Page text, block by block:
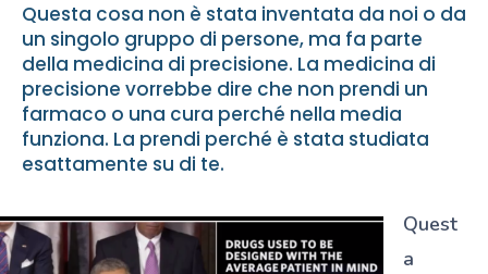
Questa cosa non è stata inventata da noi o da
un singolo gruppo di persone, ma fa parte
della medicina di precisione. La medicina di
precisione vorrebbe dire che non prendi un
farmaco o una cura perché nella media
funziona. La prendi perché è stata studiata
esattamente su di te.
Quest
a